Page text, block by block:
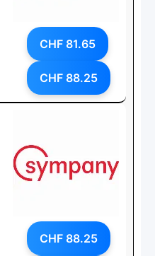
CHF 81.65
CHF 88.25
CHF 88.25